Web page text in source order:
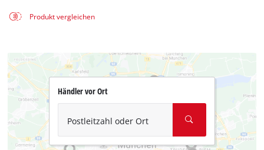
Produkt vergleichen
Händler vor Ort
Postleitzahl oder Ort